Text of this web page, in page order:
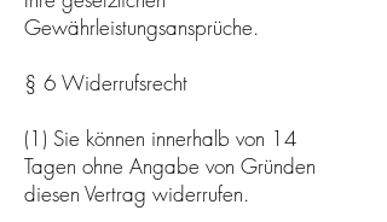
Gewährleistungsansprüche.
§ 6 Widerrufsrecht
(1) Sie können innerhalb von 14
Tagen ohne Angabe von Gründen
diesen Vertrag widerrufen.